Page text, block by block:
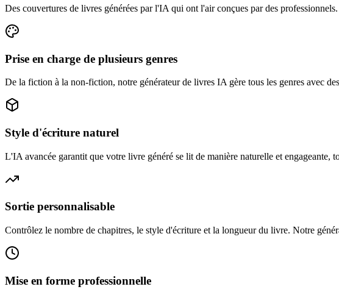
Des couvertures de livres générées par l'IA qui ont l'air conçues par des
Prise en charge de plusieurs genres
De la fiction à la non-fiction, notre générateur de livres IA gère tous les genres avec
Style d'écriture naturel
L'IA avancée garantit que votre livre généré se lit de manière naturelle et engageante,
Sortie personnalisable
Contrôlez le nombre de chapitres, le style d'écriture et la longueur du livre. Notre
Mise en forme professionnelle